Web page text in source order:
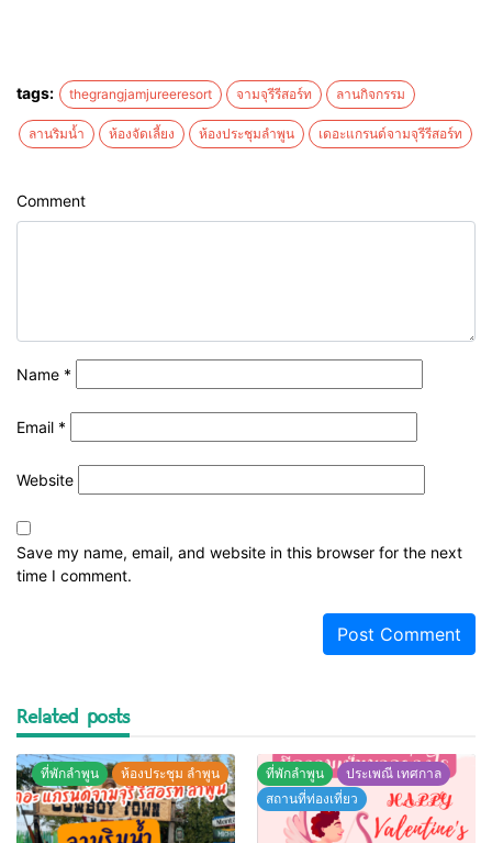
tags: thegrangjamjureeresort จามจุรีรีสอร์ท ลานกิจกรรม
ลานริมน้ำ ห้องจัดเลี้ยง ห้องประชุมลำพูน เดอะแกรนด์จามจุรีรีสอร์ท
Comment
Name *
Email *
Website
Save my name, email, and website in this browser for the next
time I comment.
Related posts
ที่พักลำพูน ห้องประชุม ลำพูน ที่พักลำพูน
ประเพณี เทศกาล
สถานที่ท่องเที่ยว